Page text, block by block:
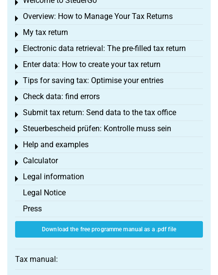
Toggle menu
Overview: How to Manage Your Tax Returns
Toggle menu
My tax return
Toggle menu
Electronic data retrieval: The pre-filled tax return
Toggle menu
Enter data: How to create your tax return
Toggle menu
Tips for saving tax: Optimise your entries
Toggle menu
Check data: find errors
Toggle menu
Submit tax return: Send data to the tax office
Toggle menu
Steuerbescheid prüfen: Kontrolle muss sein
Toggle menu
Help and examples
Toggle menu
Calculator
Toggle menu
Legal information
Toggle menu
Legal Notice
Press
Download the free programme manual as a .pdf file
Tax manual: